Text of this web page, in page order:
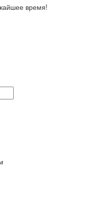
время!